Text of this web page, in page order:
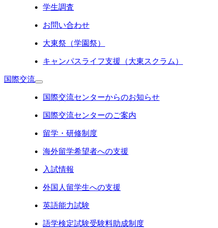
学生調査
お問い合わせ
大東祭（学園祭）
キャンパスライフ支援（大東スクラム）
国際交流
国際交流センターからのお知らせ
国際交流センターのご案内
留学・研修制度
海外留学希望者への支援
入試情報
外国人留学生への支援
英語能力試験
語学検定試験受験料助成制度